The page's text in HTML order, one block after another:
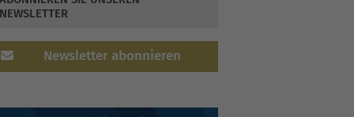
NEWSLETTER
Newsletter abonnieren